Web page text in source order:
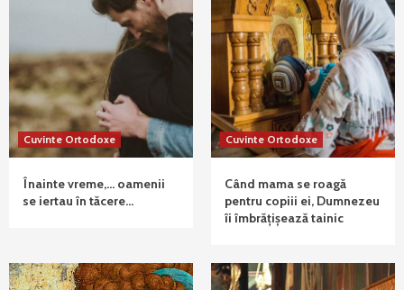
Cuvinte Ortodoxe
Înainte vreme,… oamenii
se iertau în tăcere…
Cuvinte Ortodoxe
Când mama se roagă
pentru copiii ei, Dumnezeu
îi îmbrățișează tainic